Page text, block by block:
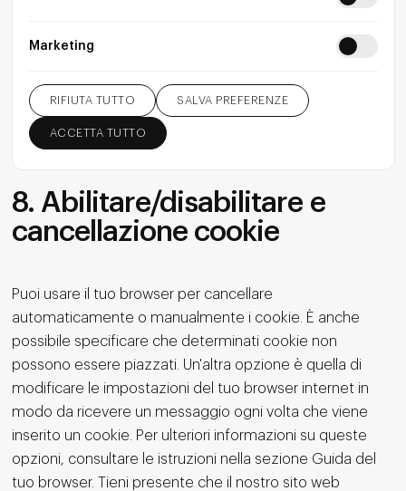
Marketing
RIFIUTA TUTTO SALVA PREFERENZE
ACCETTA TUTTO
8. Abilitare/disabilitare e
cancellazione cookie
Puoi usare il tuo browser per cancellare
automaticamente o manualmente i cookie. È anche
possibile specificare che determinati cookie non
possono essere piazzati. Un'altra opzione è quella di
modificare le impostazioni del tuo browser internet in
modo da ricevere un messaggio ogni volta che viene
inserito un cookie. Per ulteriori informazioni su queste
opzioni, consultare le istruzioni nella sezione Guida del
tuo browser. Tieni presente che il nostro sito web